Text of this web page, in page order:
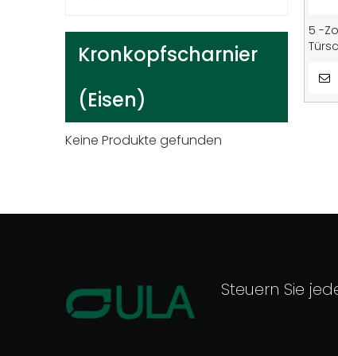
Kronkopfscharnier
(Eisen)
Keine Produkte gefunden
5 -
Steuern Sie